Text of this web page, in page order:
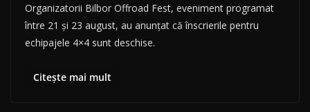
Organizatorii Bilbor Offroad Fest, eveniment programat
între 21 și 23 august, au anunțat că înscrierile pentru
echipajele 4×4 sunt deschise.
Citește mai mult